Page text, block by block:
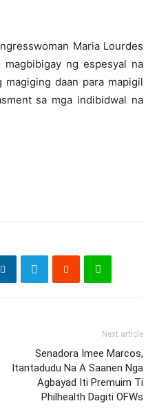
Maria Lourdes
ng espesyal na
daan para mapigil
sa mga indibidwal na
Next article
Senadora Imee Marcos,
Itantadudu Na A Saanen Nga
Agbayad Iti Premuim Ti
Philhealth Dagiti OFWs